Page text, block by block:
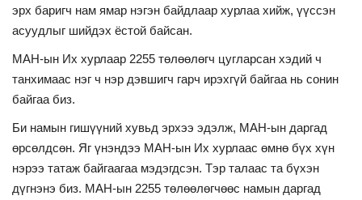
эрх баригч нам ямар нэгэн байдлаар хурлаа хийж, үүссэн
асуудлыг шийдэх ёстой байсан.
МАН-ын Их хурлаар 2255 төлөөлөгч цугларсан хэдий ч
танхимаас нэг ч нэр дэвшигч гарч ирэхгүй байгаа нь сонин
байгаа биз.
Би намын гишүүний хувьд эрхээ эдэлж, МАН-ын даргад
өрсөлдсөн. Яг үнэндээ МАН-ын Их хурлаас өмнө бүх хүн
нэрээ татаж байгаагаа мэдэгдсэн. Тэр талаас та бүхэн
дүгнэнэ биз. МАН-ын 2255 төлөөлөгчөөс намын даргад